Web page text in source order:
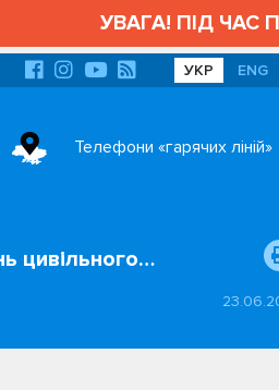
УВАГА! ПІД ЧАС
УКР ENG
Телефони «гарячих ліній»
цивільного…